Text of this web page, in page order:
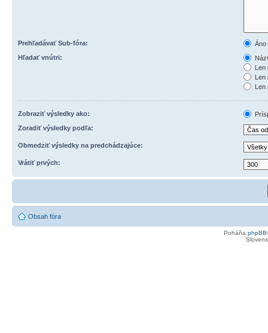
Prehľadávať Sub-fóra:
Áno
Hľadať vnútri:
Len
Len
Len
Zobraziť výsledky ako:
Zoradiť výsledky podľa:
Obmedziť výsledky na predchádzajúce:
Vrátiť prvých:
Obsah fóra
Poháňa phpBB